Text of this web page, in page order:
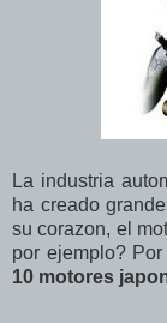
La industria
ha creado
su corazon, el
por ejemplo?
10 motores